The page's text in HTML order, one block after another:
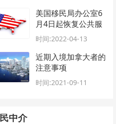
美国移民局办公室6
月4日起恢复公共服
务
时间:2022-04-13
近期入境加拿大者的
注意事项
时间:2021-09-11
中介